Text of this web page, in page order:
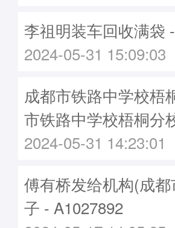
李祖明装车回收满袋
2024-05-31 15:09:03
成都市铁路中学校梧
市铁路中学校梧桐分
2024-05-31 14:23:01
傅有桥发给机构(成
子 - A1027892